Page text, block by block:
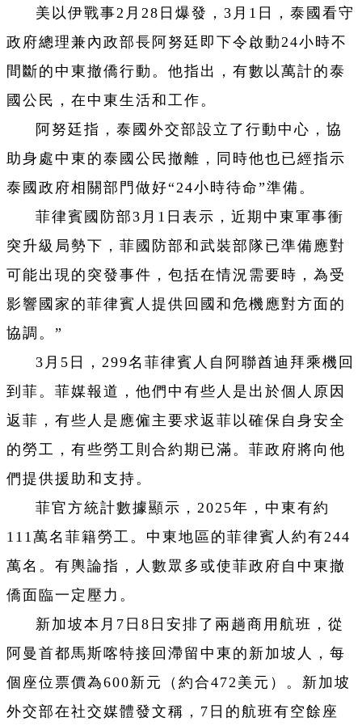
美以伊戰事2月28日爆發，3月1日，泰國看守
政府總理兼內政部長阿努廷即下令啟動24小時不
間斷的中東撤僑行動。他指出，有數以萬計的泰
國公民，在中東生活和工作。
阿努廷指，泰國外交部設立了行動中心，協
助身處中東的泰國公民撤離，同時他也已經指示
泰國政府相關部門做好“24小時待命”準備。
菲律賓國防部3月1日表示，近期中東軍事衝
突升級局勢下，菲國防部和武裝部隊已準備應對
可能出現的突發事件，包括在情況需要時，為受
影響國家的菲律賓人提供回國和危機應對方面的
協調。”
3月5日，299名菲律賓人自阿聯酋迪拜乘機回
到菲。菲媒報道，他們中有些人是出於個人原因
返菲，有些人是應僱主要求返菲以確保自身安全
的勞工，有些勞工則合約期已滿。菲政府將向他
們提供援助和支持。
菲官方統計數據顯示，2025年，中東有約
111萬名菲籍勞工。中東地區的菲律賓人約有244
萬名。有輿論指，人數眾多或使菲政府自中東撤
僑面臨一定壓力。
新加坡本月7日8日安排了兩趟商用航班，從
阿曼首都馬斯喀特接回滯留中東的新加坡人，每
個座位票價為600新元（約合472美元）。新加坡
外交部在社交媒體發文稱，7日的航班有空餘座